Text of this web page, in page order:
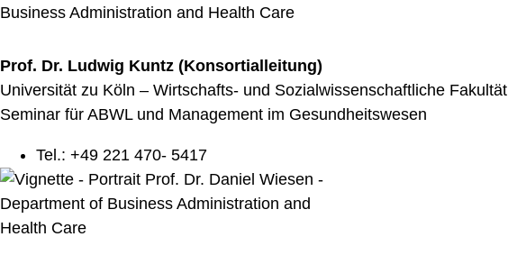
Prof. Dr. Ludwig Kuntz (Konsortialleitung)
Universität zu Köln – Wirtschafts- und Sozialwissenschaftliche Fakultät
Seminar für ABWL und Management im Gesundheitswesen
Tel.: +49 221 470- 5417